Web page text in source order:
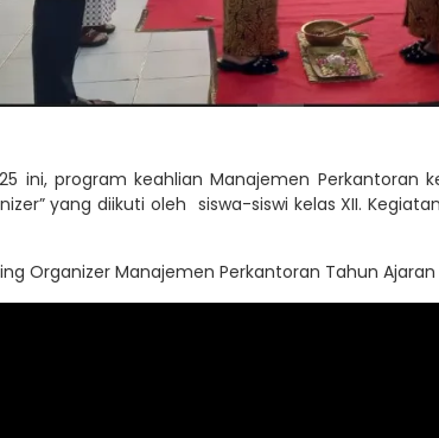
ini, program keahlian Manajemen Perkantoran
yang diikuti oleh siswa-siswi kelas XII.
Organizer Manajemen Perkantoran Tahun